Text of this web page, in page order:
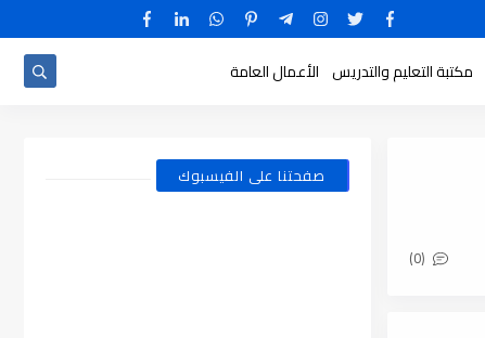
مكتبة التعليم والتدريس الأعمال العامة
(0)
صفحتنا على الفيسبوك